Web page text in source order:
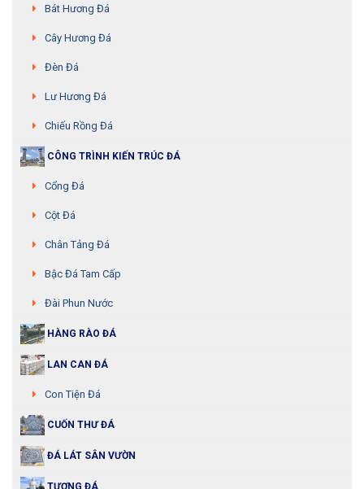
Bát Hương Đá
Cây Hương Đá
Đèn Đá
Lư Hương Đá
Chiếu Rồng Đá
CÔNG TRÌNH KIẾN TRÚC ĐÁ
Cổng Đá
Cột Đá
Chân Tảng Đá
Bậc Đá Tam Cấp
Đài Phun Nước
HÀNG RÀO ĐÁ
LAN CAN ĐÁ
Con Tiện Đá
CUỐN THƯ ĐÁ
ĐÁ LÁT SÂN VƯỜN
TƯỢNG ĐÁ